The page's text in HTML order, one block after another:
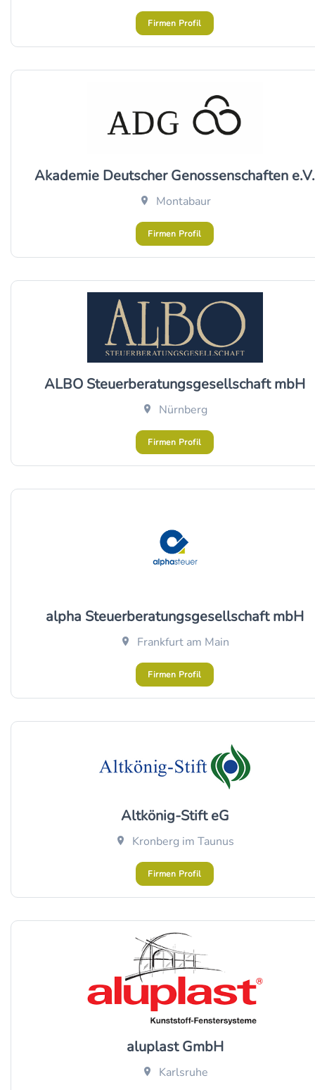
Firmen Profil
Akademie Deutscher Genossenschaften e.V.
Montabaur
Firmen Profil
ALBO Steuerberatungsgesellschaft mbH
Nürnberg
Firmen Profil
alpha Steuerberatungsgesellschaft mbH
Frankfurt am Main
Firmen Profil
Altkönig-Stift eG
Kronberg im Taunus
Firmen Profil
aluplast GmbH
Karlsruhe